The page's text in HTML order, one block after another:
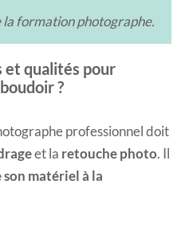
la formation photographe.​
et qualités pour
?
professionnel doit
et la retouche photo. Il
matériel à la